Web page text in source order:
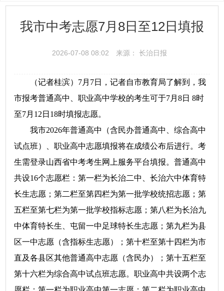
我市中考志愿7月8日至12日填报
2026-07-08 08:02 来源： 长治日报
（记者桂滨）7月7日，记者自市教育局了解到，我
市报考普通高中、职业高中学校的考生可于7月8日 8时
至7月12日18时填报志愿。
我市2026年普通高中（含民办普通高中、综合高中
试点班）、职业高中志愿填报将在成绩公布后进行。考
生需登录山西省中考考生网上服务平台填报。普通高中
共设16个志愿栏：第一栏为长治二中、长治六中体育特
长生志愿；第二栏至第四栏为第一批学校统招志愿；第
五栏至第七栏为第一批学校指标志愿；第八栏为长治九
中体育特长生、屯留一中足球特长生志愿；第九栏为县
区一中志愿（含指标生志愿）；第十栏至第十四栏为市
直及各县区其他普通高中志愿（含民办）；第十五栏至
第十六栏为综合高中试点班志愿。职业高中共设两个志